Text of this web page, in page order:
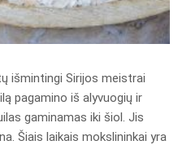
išmintingi Sirijos meistrai
pagamino iš alyvuogių ir
gaminamas iki šiol. Jis
Šiais laikais mokslininkai yra